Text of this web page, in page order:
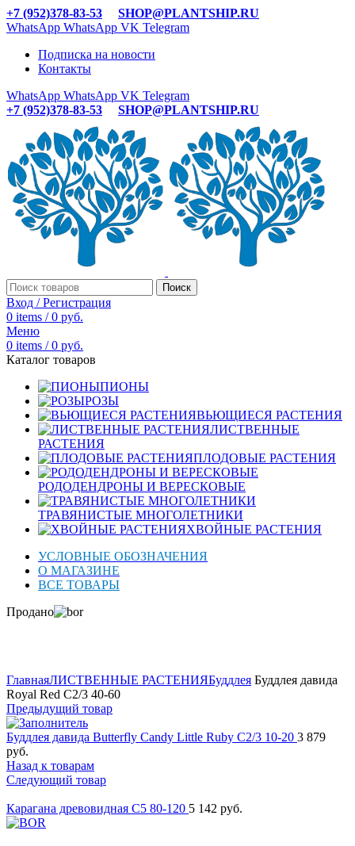
+7 (952)378-83-53
SHOP@PLANTSHIP.RU
WhatsApp WhatsApp VK Telegram
Подписка на новости
Контакты
WhatsApp WhatsApp VK Telegram
+7 (952)378-83-53
SHOP@PLANTSHIP.RU
Поиск
Вход / Регистрация
0 items / 0 руб.
Меню
0 items / 0 руб.
Каталог товаров
ПИОНЫ
РОЗЫ
ВЬЮЩИЕСЯ РАСТЕНИЯ
ЛИСТВЕННЫЕ
РАСТЕНИЯ
ПЛОДОВЫЕ РАСТЕНИЯ
РОДОДЕНДРОНЫ И ВЕРЕСКОВЫЕ
ТРАВЯНИСТЫЕ МНОГОЛЕТНИКИ
ХВОЙНЫЕ РАСТЕНИЯ
УСЛОВНЫЕ ОБОЗНАЧЕНИЯ
О МАГАЗИНЕ
ВСЕ ТОВАРЫ
Продано
ГлавнаяЛИСТВЕННЫЕ РАСТЕНИЯБуддлея Буддлея давида
Royal Red C2/3 40-60
Предыдущий товар
Буддлея давида Butterfly Candy Little Ruby C2/3 10-20 3 879
руб.
Назад к товарам
Следующий товар
Карагана древовидная C5 80-120 5 142 руб.